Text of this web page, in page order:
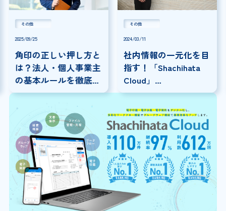
その他
2025/09/25
角印の正しい押し方と
は？法人・個人事業主
の基本ルールを徹底解
説！
その他
2024/03/11
社内情報の一元化を目
指す！「Shachihata
Cloud」
×「SmartDrive」連携